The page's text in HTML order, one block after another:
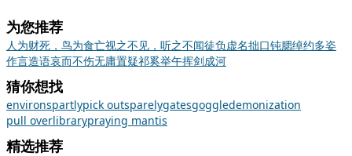
为您推荐
人为财死，鸟为食亡视之不见，听之不闻徒负虚名拙口钝腮绰约多姿
作言造语哀而不伤无庸置疑祁奚举午挥剑成河
猜你想找
environspartlypick outsparelygatesgoggledemonization
pull overlibrarypraying mantis
精选推荐